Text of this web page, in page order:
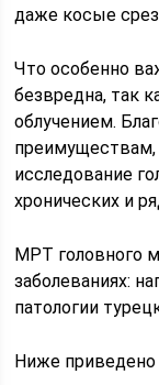
даже косые
Что особенно
безвредна, так
облучением.
исследование
хронических и
МРТ головного
заболеваниях:
патологии
Ниже приведено